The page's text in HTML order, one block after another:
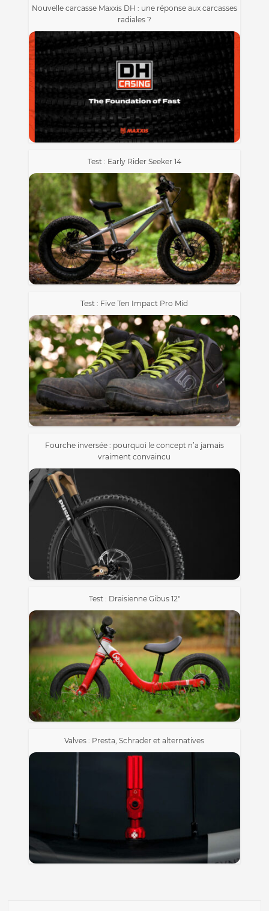
Nouvelle carcasse Maxxis DH : une réponse aux carcasses
radiales ?
Test : Early Rider Seeker 14
Test : Five Ten Impact Pro Mid
Fourche inversée : pourquoi le concept n’a jamais
vraiment convaincu
Test : Draisienne Gibus 12″
Valves : Presta, Schrader et alternatives